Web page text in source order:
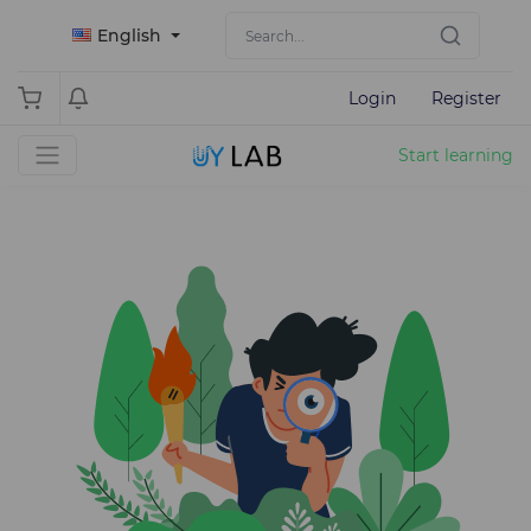
English
Login Register
Start learning